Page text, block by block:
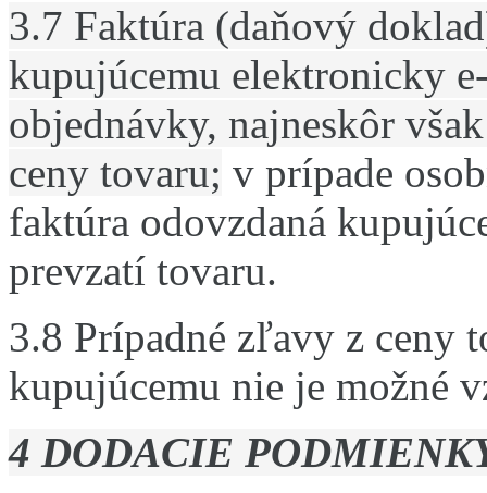
3.7 Faktúra (daňový
kupujúcemu elektronicky
objednávky, najneskôr
ceny tovaru; v prípade
faktúra odovzdaná
prevzatí tovaru.
3.8 Prípadné zľavy z ceny
kupujúcemu nie je možné
4 DODACIE